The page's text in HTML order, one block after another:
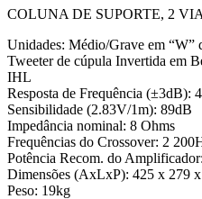
COLUNA DE SUPORTE, 2
Unidades: Médio/Grave em “W”
Tweeter de cúpula Invertida em
IHL
Resposta de Frequência (±3dB):
Sensibilidade (2.83V/1m): 89dB
Impedância nominal: 8 Ohms
Frequências do Crossover: 2
Potência Recom. do
Dimensões (AxLxP): 425 x 279
Peso: 19kg